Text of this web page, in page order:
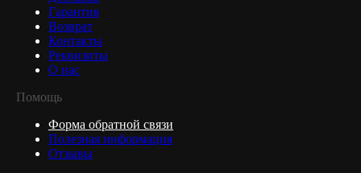
Гарантия
Возврат
Контакты
Реквизиты
О нас
Помощь
Форма обратной связи
Полезная информация
Отзывы